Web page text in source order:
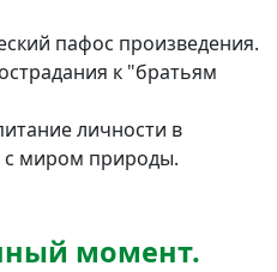
пафос произведения.
к "братьям
личности в
с миром природы.
момент.